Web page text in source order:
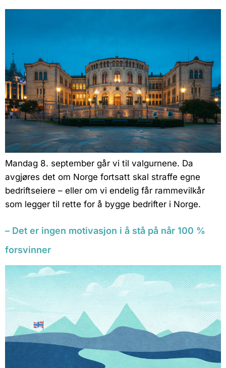
Mandag 8. september går vi til valgurnene. Da
avgjøres det om Norge fortsatt skal straffe egne
bedriftseiere – eller om vi endelig får rammevilkår
som legger til rette for å bygge bedrifter i Norge.
– Det er ingen motivasjon i å stå på når 100 %
forsvinner